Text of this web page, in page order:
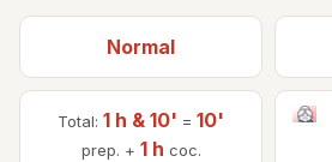
Normal
Total: 1 h & 10' = 10'
prep. + 1 h coc.